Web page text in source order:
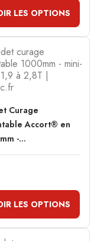
LES OPTIONS
Curage
Accort® en
-...
LES OPTIONS